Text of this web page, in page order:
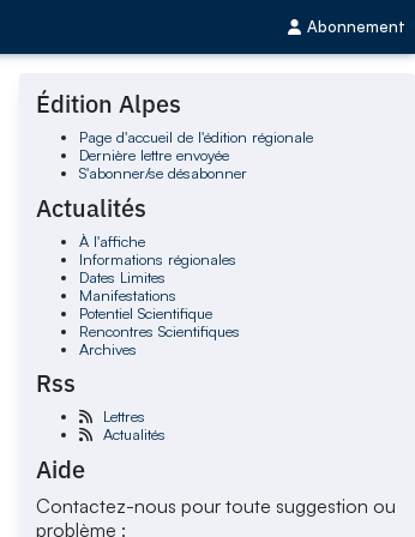
Abonnement
Édition Alpes
Page d'accueil de l'édition régionale
Dernière lettre envoyée
S'abonner/se désabonner
Actualités
À l'affiche
Informations régionales
Dates Limites
Manifestations
Potentiel Scientifique
Rencontres Scientifiques
Archives
Rss
Lettres
Actualités
Aide
Contactez-nous pour toute suggestion ou
problème :